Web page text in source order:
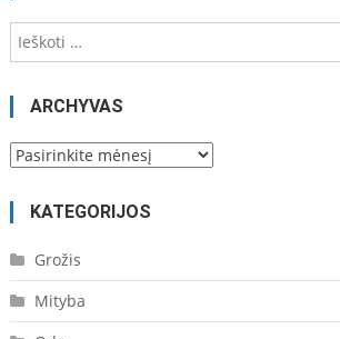
ARCHYVAS
Archyvas
KATEGORIJOS
Grožis
Mityba